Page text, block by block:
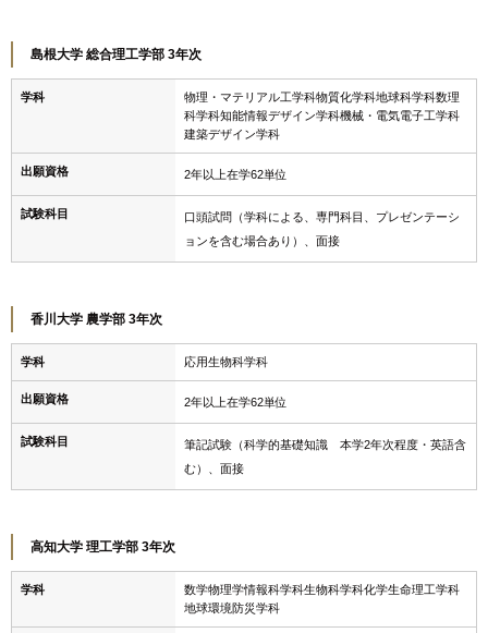
島根大学 総合理工学部 3年次
学科
物理・マテリアル工学科物質化学科地球科学科数理
科学科知能情報デザイン学科機械・電気電子工学科
建築デザイン学科
出願資格 2年以上在学62単位
試験科目
口頭試問（学科による、専門科目、プレゼンテーシ
ョンを含む場合あり）、面接
香川大学 農学部 3年次
学科 応用生物科学科
出願資格 2年以上在学62単位
試験科目
筆記試験（科学的基礎知識 本学2年次程度・英語含
む）、面接
高知大学 理工学部 3年次
学科
数学物理学情報科学科生物科学科化学生命理工学科
地球環境防災学科